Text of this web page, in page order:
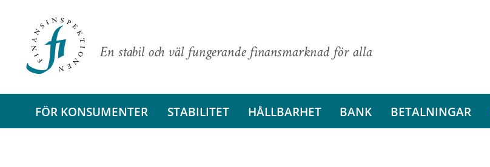
En stabil och väl fungerande finansmarknad för alla
FÖR KONSUMENTER STABILITET HÅLLBARHET BANK BETALNINGAR